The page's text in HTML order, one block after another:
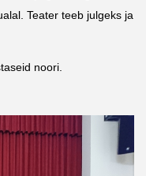
Teater teeb julgeks ja
noori.